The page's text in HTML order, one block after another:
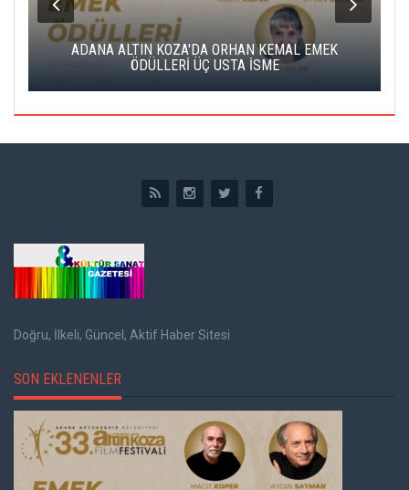
ADANA ALTIN KOZA'DA ORHAN KEMAL EMEK
ÖDÜLLERİ ÜÇ USTA İSME
Doğru, İlkeli, Güncel, Aktif Haber Sitesi
SON EKLENENLER